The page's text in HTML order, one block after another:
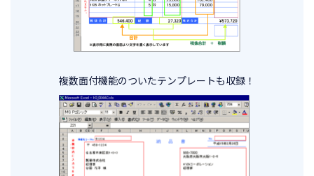
複数面付機能のついたテンプレートも収録！